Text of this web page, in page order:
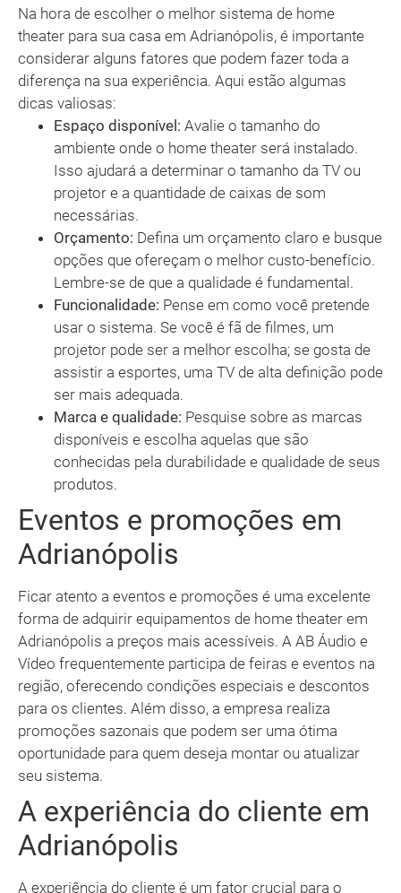
Na hora de escolher o melhor sistema de home
theater para sua casa em Adrianópolis, é importante
considerar alguns fatores que podem fazer toda a
diferença na sua experiência. Aqui estão algumas
dicas valiosas:
Espaço disponível: Avalie o tamanho do
ambiente onde o home theater será instalado.
Isso ajudará a determinar o tamanho da TV ou
projetor e a quantidade de caixas de som
necessárias.
Orçamento: Defina um orçamento claro e busque
opções que ofereçam o melhor custo-benefício.
Lembre-se de que a qualidade é fundamental.
Funcionalidade: Pense em como você pretende
usar o sistema. Se você é fã de filmes, um
projetor pode ser a melhor escolha; se gosta de
assistir a esportes, uma TV de alta definição pode
ser mais adequada.
Marca e qualidade: Pesquise sobre as marcas
disponíveis e escolha aquelas que são
conhecidas pela durabilidade e qualidade de seus
produtos.
Eventos e promoções em
Adrianópolis
Ficar atento a eventos e promoções é uma excelente
forma de adquirir equipamentos de home theater em
Adrianópolis a preços mais acessíveis. A AB Áudio e
Vídeo frequentemente participa de feiras e eventos na
região, oferecendo condições especiais e descontos
para os clientes. Além disso, a empresa realiza
promoções sazonais que podem ser uma ótima
oportunidade para quem deseja montar ou atualizar
seu sistema.
A experiência do cliente em
Adrianópolis
A experiência do cliente é um fator crucial para o